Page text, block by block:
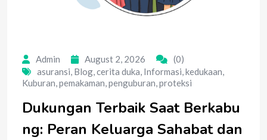
Admin August 2, 2026
(0)
asuransi Blog cerita duka Informasi kedukaan
Kuburan pemakaman penguburan proteksi
Dukungan Terbaik Saat Berkabu
ng: Peran Keluarga Sahabat dan